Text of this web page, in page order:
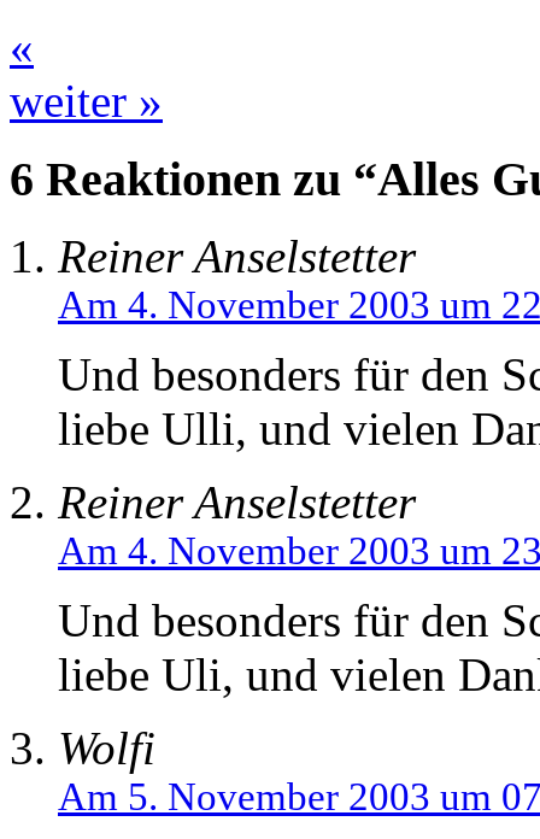
«
weiter »
6 Reaktionen zu “Alles
Reiner Anselstetter
Am 4. November 2003 um
Und besonders für den
liebe Ulli, und vielen
Reiner Anselstetter
Am 4. November 2003 um
Und besonders für den
liebe Uli, und vielen
Wolfi
Am 5. November 2003 um